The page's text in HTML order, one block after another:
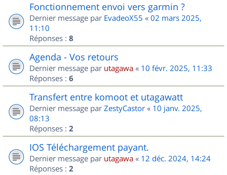
Fonctionnement envoi vers garmin ?
Dernier message par EvadeoX55 « 02 mars 2025,
11:10
Réponses : 8
Agenda - Vos retours
Dernier message par utagawa « 10 févr. 2025, 11:33
Réponses : 6
Transfert entre komoot et utagawatt
Dernier message par ZestyCastor « 10 janv. 2025,
08:13
Réponses : 2
IOS Téléchargement payant.
Dernier message par utagawa « 12 déc. 2024, 14:24
Réponses : 2